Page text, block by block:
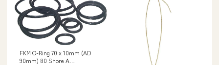
FKM O-Ring 70 x 10mm (AD
90mm) 80 Shore A